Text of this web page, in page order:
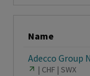
Name
Adecco Group N
CHF SWX